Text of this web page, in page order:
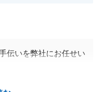
伝いを弊社にお任せい